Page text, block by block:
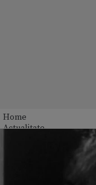
Home
Actualitate